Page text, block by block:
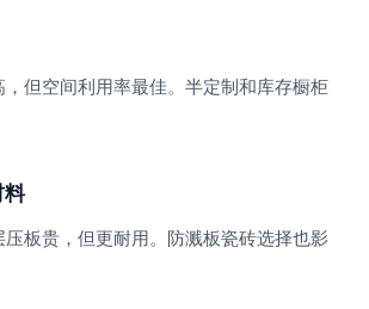
但空间利用率最佳。半定制和库存橱柜
料
板贵，但更耐用。防溅板瓷砖选择也影